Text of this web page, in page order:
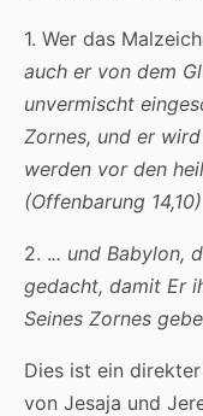
1. Wer das
auch er von dem
unvermischt
Zornes, und er
werden vor den
(Offenbarung 14,10)
2. ... und Babylon,
gedacht, damit Er
Seines Zornes
Dies ist ein
von Jesaja und